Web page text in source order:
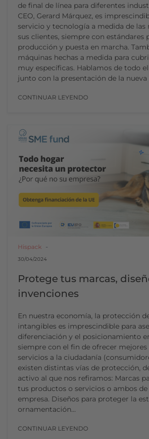
de final de línea para diferentes
CEO, Gerard Márquez, es
servicio y tecnología a medida de las
sus clientes, siempre con estándares
producción y puesta en marcha.
máquinas hechas a medida para
muy específicas. Hablamos de todo
junto con la presentación de la
CONTINUAR LEYENDO
Hispack
30/04/2024
Protege tus marcas,
invenciones
En nuestra economía, la protección
intangibles es imprescindible para
diferenciación y el posicionamiento
siempre con el fin de ofrecer
servicios a la ciudadanía
existen distintas vías de protección,
activo al que nos refiramos: Marcas
tus productos o servicios o ambos de
empresa. Diseños para proteger la
ornamentación…
CONTINUAR LEYENDO